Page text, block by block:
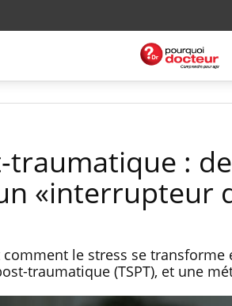
:
«interrupteur
le stress se transforme
traumatique (TSPT), et une